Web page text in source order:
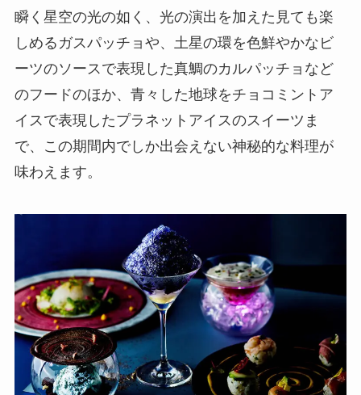
瞬く星空の光の如く、光の演出を加えた見ても楽
しめるガスパッチョや、土星の環を色鮮やかなビ
ーツのソースで表現した真鯛のカルパッチョなど
のフードのほか、青々した地球をチョコミントア
イスで表現したプラネットアイスのスイーツま
で、この期間内でしか出会えない神秘的な料理が
味わえます。